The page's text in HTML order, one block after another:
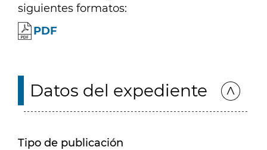
siguientes formatos:
PDF
Datos del expediente
Tipo de publicación